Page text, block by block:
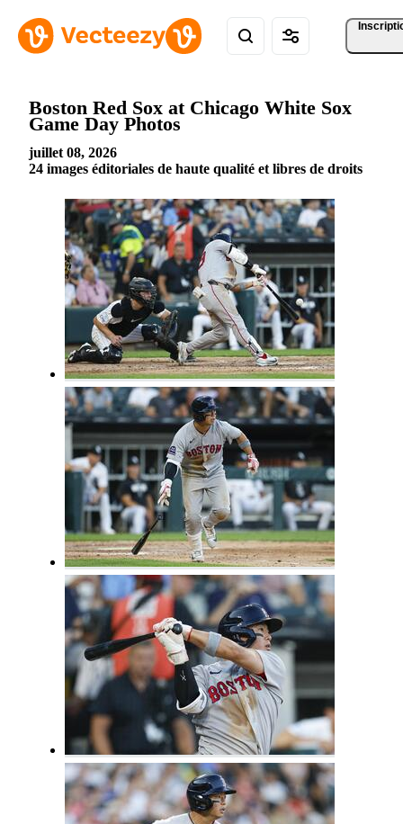
Boston Red Sox at Chicago White Sox
Game Day Photos
juillet 08, 2026
24 images éditoriales de haute qualité et libres de droits